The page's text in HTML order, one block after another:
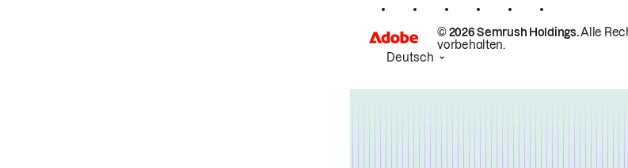
© 2026 Semrush Holdings.Alle
vorbehalten.
Deutsch